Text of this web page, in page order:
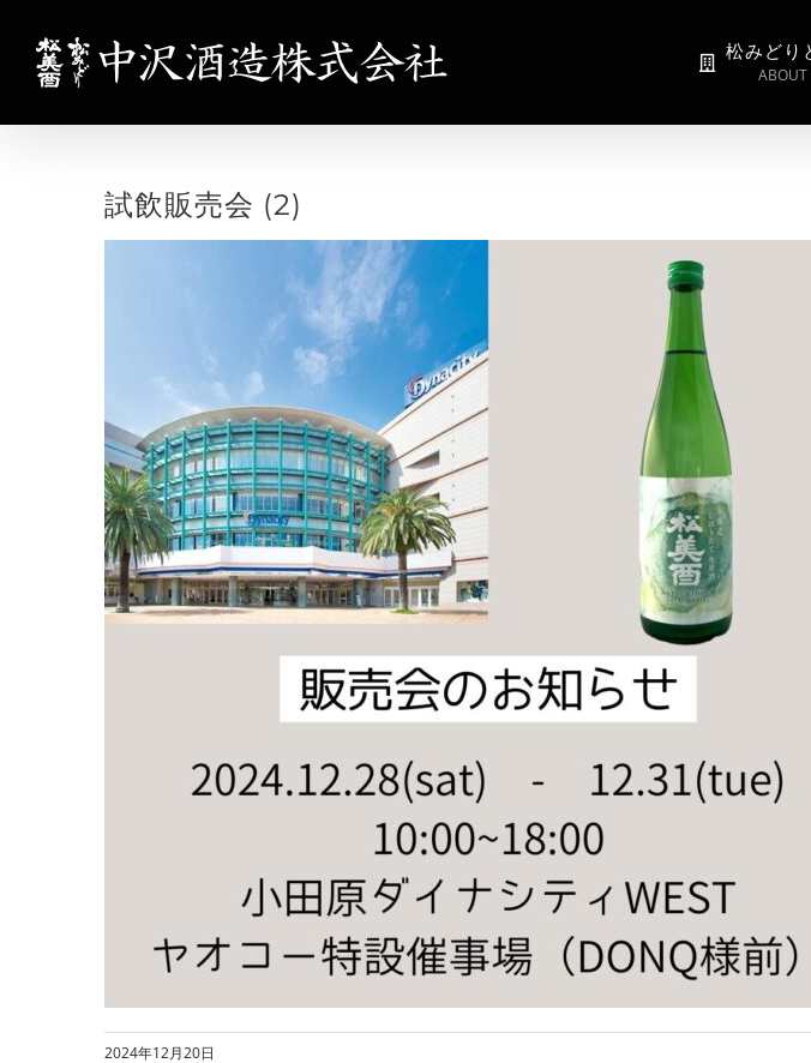
content
松みどり
ABOUT
試飲販売会 (2)
2024年12月20日